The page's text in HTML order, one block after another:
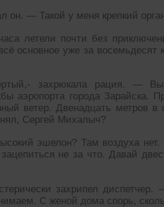
— Такой у меня крепкий
летели почти без
основное уже за восемьдесят
захрюкала рация. — Вы
аэропорта города Зарайска.
ветер. Двенадцать метров в
Сергей Михалыч?
эшелон? Там воздуха
не за что. Давай
захрипел диспетчер.
С женой дома спорь,